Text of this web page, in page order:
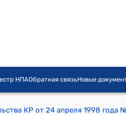
НПАОбратная связьНовые